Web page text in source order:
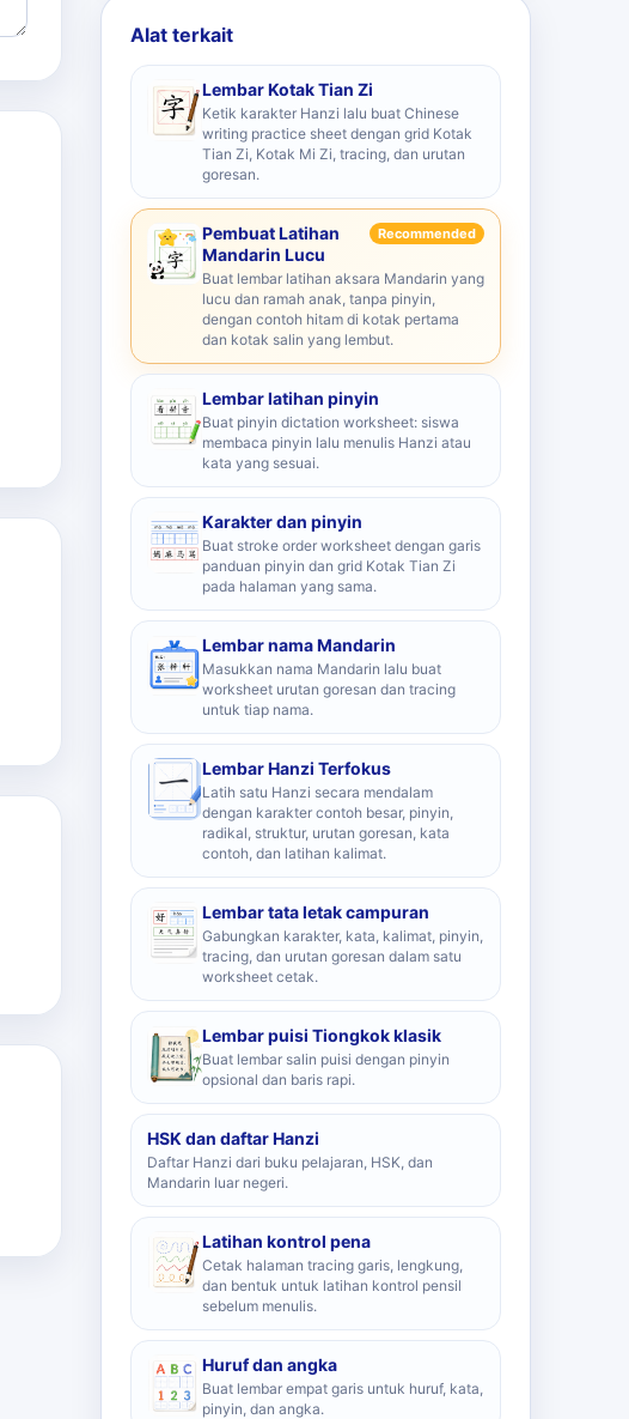
Alat terkait
Lembar Kotak Tian Zi
Ketik karakter Hanzi lalu buat Chinese
writing practice sheet dengan grid Kotak
Tian Zi, Kotak Mi Zi, tracing, dan urutan
goresan.
Pembuat Latihan
Mandarin Lucu
Recommended
Buat lembar latihan aksara Mandarin yang
lucu dan ramah anak, tanpa pinyin,
dengan contoh hitam di kotak pertama
dan kotak salin yang lembut.
Lembar latihan pinyin
Buat pinyin dictation worksheet: siswa
membaca pinyin lalu menulis Hanzi atau
kata yang sesuai.
Karakter dan pinyin
Buat stroke order worksheet dengan garis
panduan pinyin dan grid Kotak Tian Zi
pada halaman yang sama.
Lembar nama Mandarin
Masukkan nama Mandarin lalu buat
worksheet urutan goresan dan tracing
untuk tiap nama.
Lembar Hanzi Terfokus
Latih satu Hanzi secara mendalam
dengan karakter contoh besar, pinyin,
radikal, struktur, urutan goresan, kata
contoh, dan latihan kalimat.
Lembar tata letak campuran
Gabungkan karakter, kata, kalimat, pinyin,
tracing, dan urutan goresan dalam satu
worksheet cetak.
Lembar puisi Tiongkok klasik
Buat lembar salin puisi dengan pinyin
opsional dan baris rapi.
HSK dan daftar Hanzi
Daftar Hanzi dari buku pelajaran, HSK, dan
Mandarin luar negeri.
Latihan kontrol pena
Cetak halaman tracing garis, lengkung,
dan bentuk untuk latihan kontrol pensil
sebelum menulis.
Huruf dan angka
Buat lembar empat garis untuk huruf, kata,
pinyin, dan angka.